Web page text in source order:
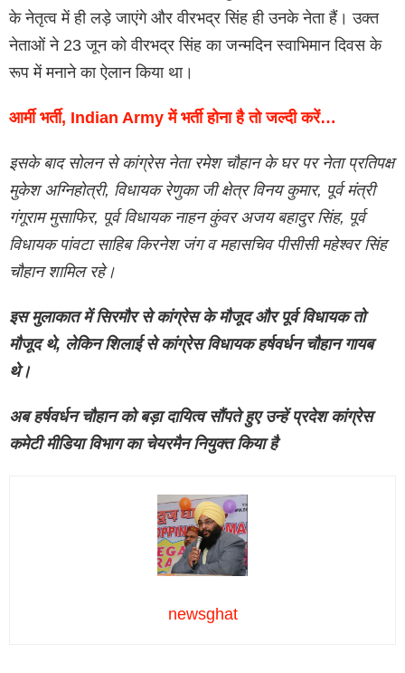
के नेतृत्व में ही लड़े जाएंगे और वीरभद्र सिंह ही उनके नेता हैं। उक्त
नेताओं ने 23 जून को वीरभद्र सिंह का जन्मदिन स्वाभिमान दिवस के
रूप में मनाने का ऐलान किया था।
आर्मी भर्ती, Indian Army में भर्ती होना है तो जल्दी करें…
इसके बाद सोलन से कांग्रेस नेता रमेश चौहान के घर पर नेता प्रतिपक्ष
मुकेश अग्निहोत्री, विधायक रेणुका जी क्षेत्र विनय कुमार, पूर्व मंत्री
गंगूराम मुसाफिर, पूर्व विधायक नाहन कुंवर अजय बहादुर सिंह, पूर्व
विधायक पांवटा साहिब किरनेश जंग व महासचिव पीसीसी महेश्वर सिंह
चौहान शामिल रहे।
इस मुलाकात में सिरमौर से कांग्रेस के मौजूद और पूर्व विधायक तो
मौजूद थे, लेकिन शिलाई से कांग्रेस विधायक हर्षवर्धन चौहान गायब
थे।
अब हर्षवर्धन चौहान को बड़ा दायित्व सौंपते हुए उन्हें प्रदेश कांग्रेस
कमेटी मीडिया विभाग का चेयरमैन नियुक्त किया है
newsghat